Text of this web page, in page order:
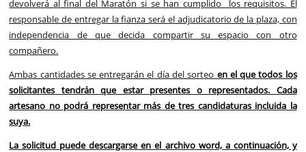
devolverá al final del Maratón si se han cumplido los requisitos. El
responsable de entregar la fianza será el adjudicatorio de la plaza, con
independencia de que decida compartir su espacio con otro
compañero.
Ambas cantidades se entregarán el día del sorteo en el que todos los
solicitantes tendrán que estar presentes o representados. Cada
artesano no podrá representar más de tres candidaturas incluida la
suya.
La solicitud puede descargarse en el archivo word, a continuación, y